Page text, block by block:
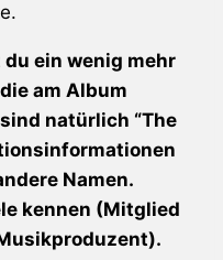
ein wenig mehr
am Album
natürlich “The
Namen.
kennen (Mitglied